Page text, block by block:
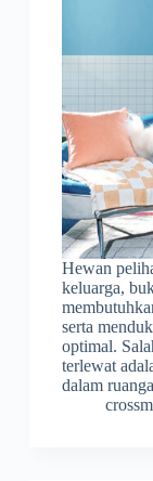
Hewan
keluarga,
serta
optimal.
terlewat
dalam